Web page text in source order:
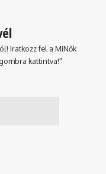
Iratkozz fel a MiNők
kattintva!"